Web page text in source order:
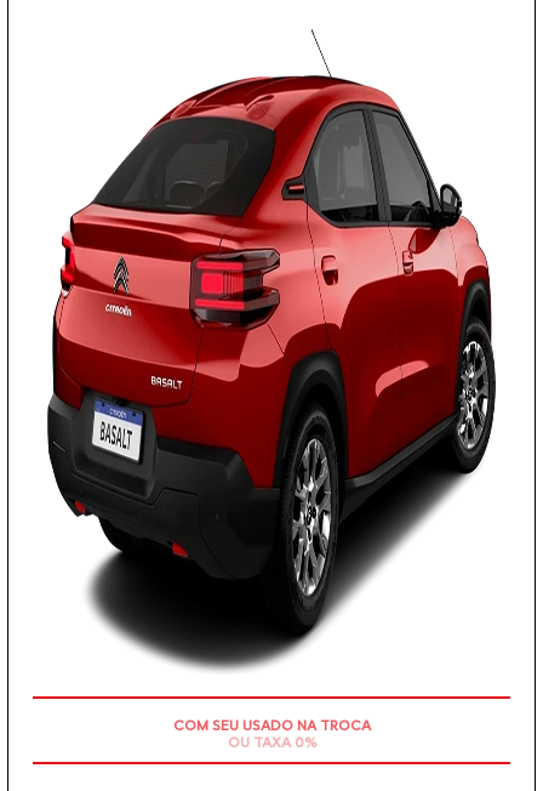
COM SEU USADO NA TROCA